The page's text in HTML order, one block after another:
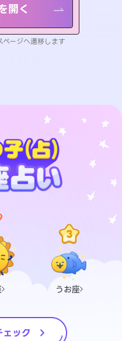
開く
ージへ遷移します
うお座